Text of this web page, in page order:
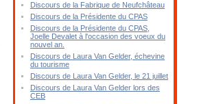
Discours de la Fabrique de Neufchâteau
Discours de la Présidente du CPAS
Discours de la Présidente du CPAS,
Joelle Devalet à l'occasion des voeux du
nouvel an.
Discours de Laura Van Gelder, échevine
du tourisme
Discours de Laura Van Gelder, le 21 juillet
Discours de Laura Van Gelder lors des
CEB